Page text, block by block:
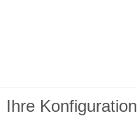
Ihre Konfiguration